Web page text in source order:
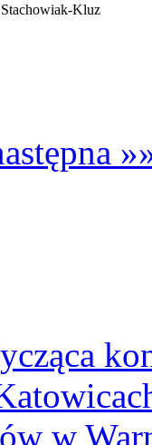
Stachowiak-Kluz
w